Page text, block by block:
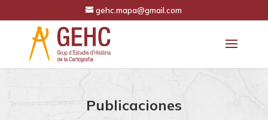
gehc.mapa@gmail.com
Publicaciones